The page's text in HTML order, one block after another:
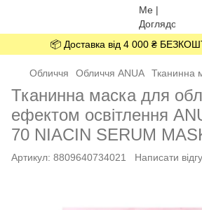
📦 Доставка від 4 000 ₴
Обличчя Обличчя ANUA Тканинна
Тканинна маска для
ефектом освітлення
70 NIACIN SERUM
Артикул: 8809640734021 Написати